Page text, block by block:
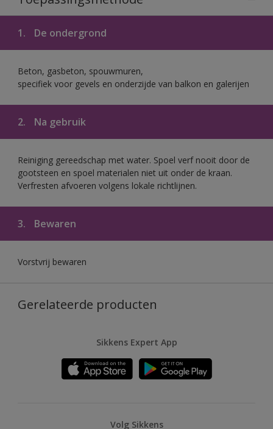
1. De ondergrond
Beton, gasbeton, spouwmuren,
specifiek voor gevels en onderzijde van balkon en galerijen
2. Na gebruik
Reiniging gereedschap met water. Spoel verf nooit door de
gootsteen en spoel materialen niet uit onder de kraan.
Verfresten afvoeren volgens lokale richtlijnen.
3. Bewaren
Vorstvrij bewaren
Gerelateerde producten
Sikkens Expert App
Volg Sikkens